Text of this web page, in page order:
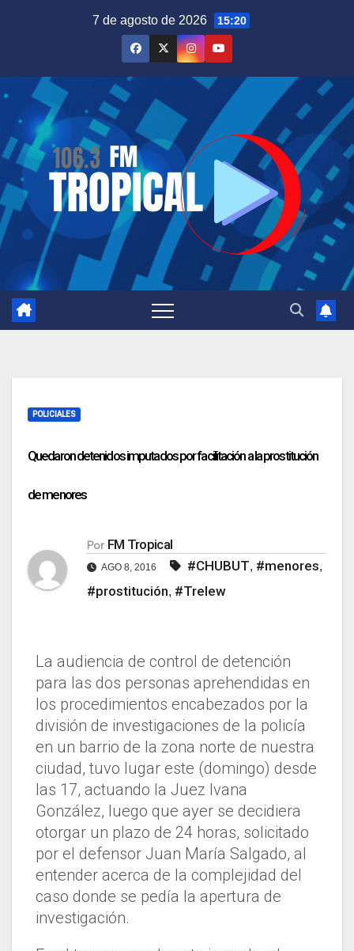
7 de agosto de 2026 15:20
POLICIALES
Quedaron detenidos imputados por facilitación a la prostitución
de menores
Por FM Tropical
AGO 8, 2016 #CHUBUT, #menores,
#prostitución, #Trelew
La audiencia de control de detención
para las dos personas aprehendidas en
los procedimientos encabezados por la
división de investigaciones de la policía
en un barrio de la zona norte de nuestra
ciudad, tuvo lugar este (domingo) desde
las 17, actuando la Juez Ivana
González, luego que ayer se decidiera
otorgar un plazo de 24 horas, solicitado
por el defensor Juan María Salgado, al
entender acerca de la complejidad del
caso donde se pedía la apertura de
investigación.